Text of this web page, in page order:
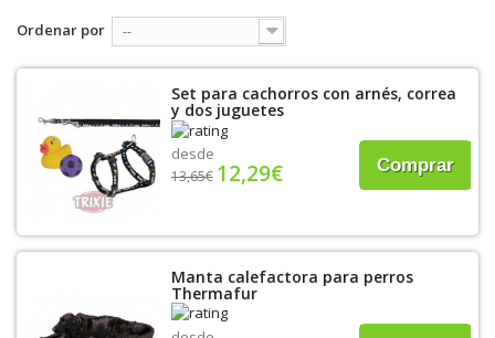
Ordenar por --
Set para cachorros con arnés, correa
y dos juguetes
desde
13,65€ 12,29€ Comprar
Manta calefactora para perros
Thermafur